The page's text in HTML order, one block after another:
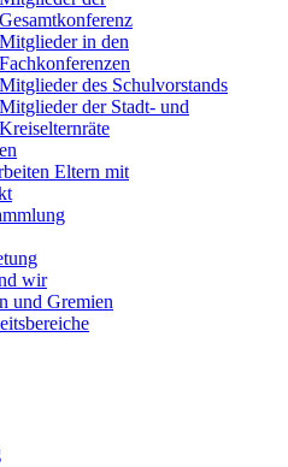
Gesamtkonferenz
Mitglieder in den
Fachkonferenzen
Mitglieder des Schulvorstands
Mitglieder der Stadt- und
Kreiselternräte
Eltern mit
wir
und Gremien